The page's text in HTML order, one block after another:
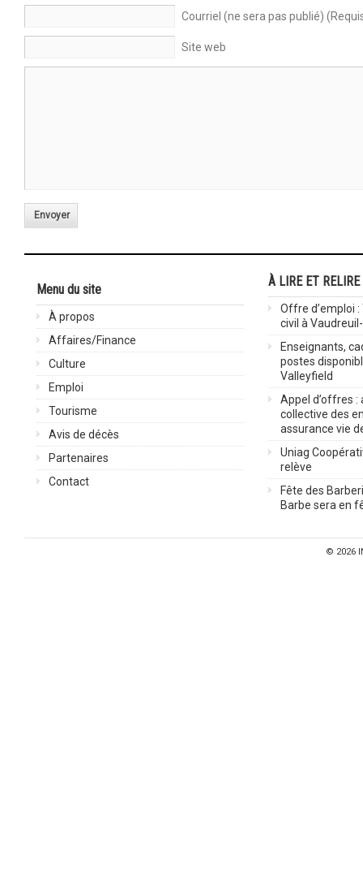
Courriel (ne sera pas publié)
Site web
Envoyer
Menu du site
À propos
Affaires/Finance
Culture
Emploi
Tourisme
Avis de décès
Partenaires
Contact
À LIRE ET RELIRE
Offre d’emploi
civil à
Enseignants,
postes
Valleyfield
Appel d’offres :
collective des
assurance vie
Uniag
relève
Fête des
Barbe sera en
© 2026